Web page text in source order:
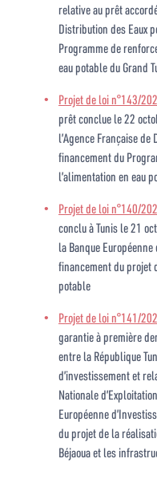
relative au prêt
Distribution des Eaux
Programme de
eau potable du Grand
Projet de loi n°143/
prêt conclue le 22
l’Agence Française
financement du
l’alimentation en eau
Projet de loi n°140/
conclu à Tunis le 21
la Banque
financement du projet
potable
Projet de loi n°141/
garantie à première
entre la République
d’investissement et
Nationale
Européenne
du projet de la
Béjaoua et les